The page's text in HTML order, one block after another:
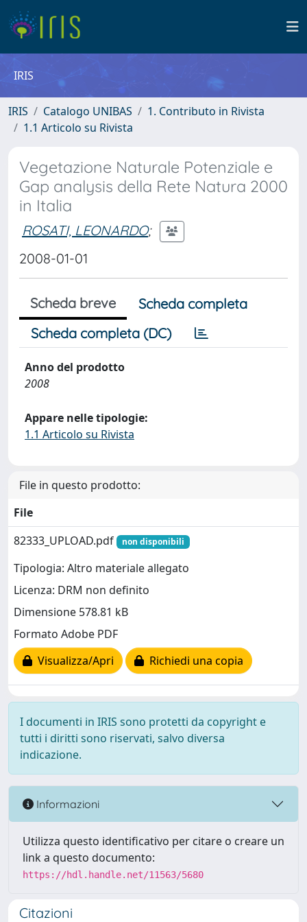
IRIS
IRIS Catalogo UNIBAS
1. Contributo in Rivista
1.1 Articolo su Rivista
Vegetazione Naturale Potenziale e
Gap analysis della Rete Natura 2000
in Italia
ROSATI, LEONARDO;
2008-01-01
Scheda breve
Scheda completa
Scheda completa (DC)
Anno del prodotto
2008
Appare nelle tipologie:
1.1 Articolo su Rivista
File in questo prodotto:
File
82333_UPLOAD.pdf
non disponibili
Tipologia: Altro materiale allegato
Licenza: DRM non definito
Dimensione 578.81 kB
Formato Adobe PDF
Visualizza/Apri
Richiedi una copia
I documenti in IRIS sono protetti da copyright e
tutti i diritti sono riservati, salvo diversa
indicazione.
Informazioni
Utilizza questo identificativo per citare o creare un
link a questo documento:
https://hdl.handle.net/11563/5680
Citazioni